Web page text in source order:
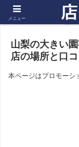
ホーム 北陸
山梨の大きい
店の場所と口
本ページはプロモーシ
メニュー